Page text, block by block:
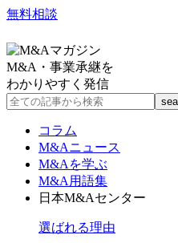
無料相談
M&A・事業承継を
わかりやすく発信
コラム
M&Aニュース
M&Aを学ぶ
M&A用語集
日本M&Aセンター
選ばれる理由